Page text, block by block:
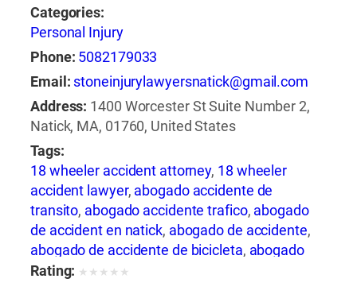
Categories:
Personal Injury
Phone: 5082179033
Email: stoneinjurylawyersnatick@gmail.com
Address: 1400 Worcester St Suite Number 2,
Natick, MA, 01760, United States
Tags:
18 wheeler accident attorney, 18 wheeler
accident lawyer, abogado accidente de
transito, abogado accidente trafico, abogado
de accident en natick, abogado de accidente,
abogado de accidente de bicicleta, abogado
de accidente de bicicleta natick
Rating: ★ ★ ★ ★ ★